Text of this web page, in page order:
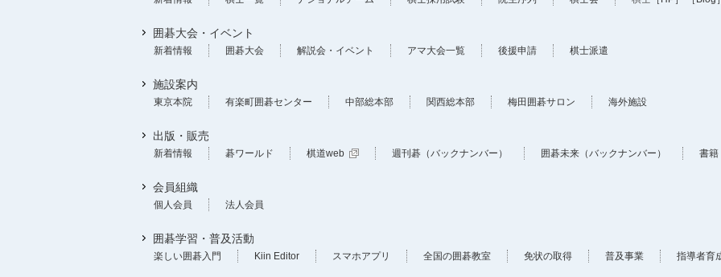
囲碁大会・イベント
新着情報 囲碁大会 解説会・イベント アマ大会一覧 後援申請 棋士派遣
施設案内
東京本院 有楽町囲碁センター 中部総本部 関西総本部 梅田囲碁サロン 海外施設
出版・販売
新着情報 碁ワールド 棋道web 週刊碁（バックナンバー） 囲碁未来（バックナンバー） 書籍
会員組織
個人会員 法人会員
囲碁学習・普及活動
楽しい囲碁入門 Kiin Editor スマホアプリ 全国の囲碁教室 免状の取得 普及事業 指導者育